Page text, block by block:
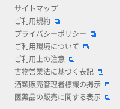
サイトマップ
ご利用規約
プライバシーポリシー
ご利用環境について
ご利用上の注意
古物営業法に基づく表記
酒類販売管理者標識の掲示
医薬品の販売に関する表示